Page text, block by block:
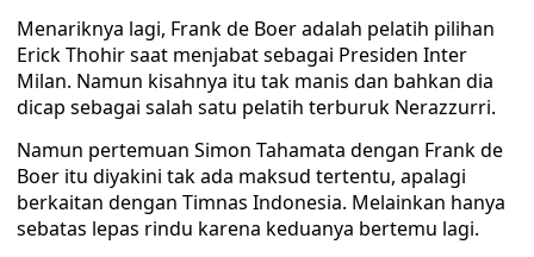
Menariknya lagi, Frank de Boer adalah pelatih pilihan
Erick Thohir saat menjabat sebagai Presiden Inter
Milan. Namun kisahnya itu tak manis dan bahkan dia
dicap sebagai salah satu pelatih terburuk Nerazzurri.
Namun pertemuan Simon Tahamata dengan Frank de
Boer itu diyakini tak ada maksud tertentu, apalagi
berkaitan dengan Timnas Indonesia. Melainkan hanya
sebatas lepas rindu karena keduanya bertemu lagi.